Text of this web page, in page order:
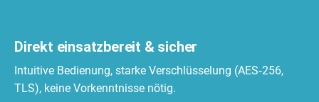
Direkt einsatzbereit & sicher
Intuitive Bedienung, starke Verschlüsselung (AES‑256,
TLS), keine Vorkenntnisse nötig.